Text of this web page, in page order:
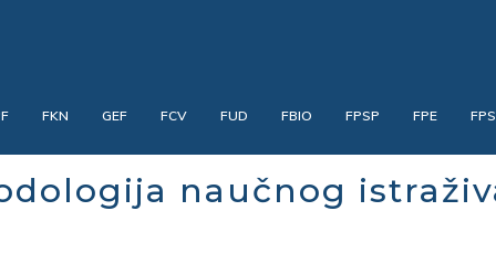
FKN GEF FCV FUD FBIO FPSP FPE
naučnog